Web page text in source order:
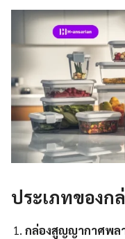
ประเภทของ
กล่องสูญญากาศพล